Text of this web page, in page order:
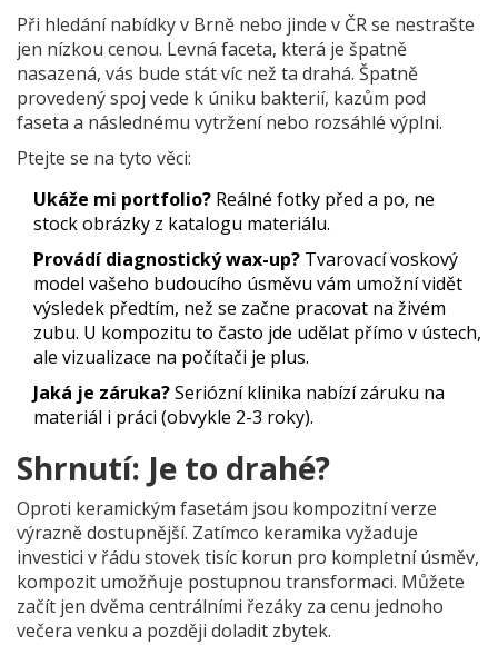
Při hledání nabídky v Brně nebo jinde v ČR se nestrašte
jen nízkou cenou. Levná faceta, která je špatně
nasazená, vás bude stát víc než ta drahá. Špatně
provedený spoj vede k úniku bakterií, kazům pod
faseta a následnému vytržení nebo rozsáhlé výplni.
Ptejte se na tyto věci:
Ukáže mi portfolio? Reálné fotky před a po, ne
stock obrázky z katalogu materiálu.
Provádí diagnostický wax-up? Tvarovací voskový
model vašeho budoucího úsměvu vám umožní vidět
výsledek předtím, než se začne pracovat na živém
zubu. U kompozitu to často jde udělat přímo v ústech,
ale vizualizace na počítači je plus.
Jaká je záruka?Seriózní klinika nabízí záruku na
materiál i práci (obvykle 2-3 roky).
Shrnutí: Je to drahé?
Oproti keramickým fasetám jsou kompozitní verze
výrazně dostupnější. Zatímco keramika vyžaduje
investici v řádu stovek tisíc korun pro kompletní úsměv,
kompozit umožňuje postupnou transformaci. Můžete
začít jen dvěma centrálními řezáky za cenu jednoho
večera venku a později doladit zbytek.